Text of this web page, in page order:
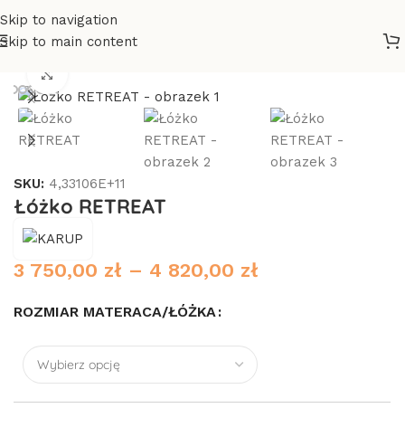
Skip to navigation
Skip to main content
SKU: 4,33106E+11
Łóżko RETREAT
3 750,00 zł – 4 820,00 zł
ROZMIAR MATERACA/ŁÓŻKA